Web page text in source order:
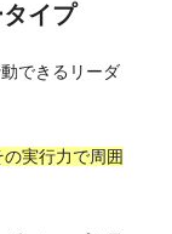
イプ
できるリーダ
実行力で周囲